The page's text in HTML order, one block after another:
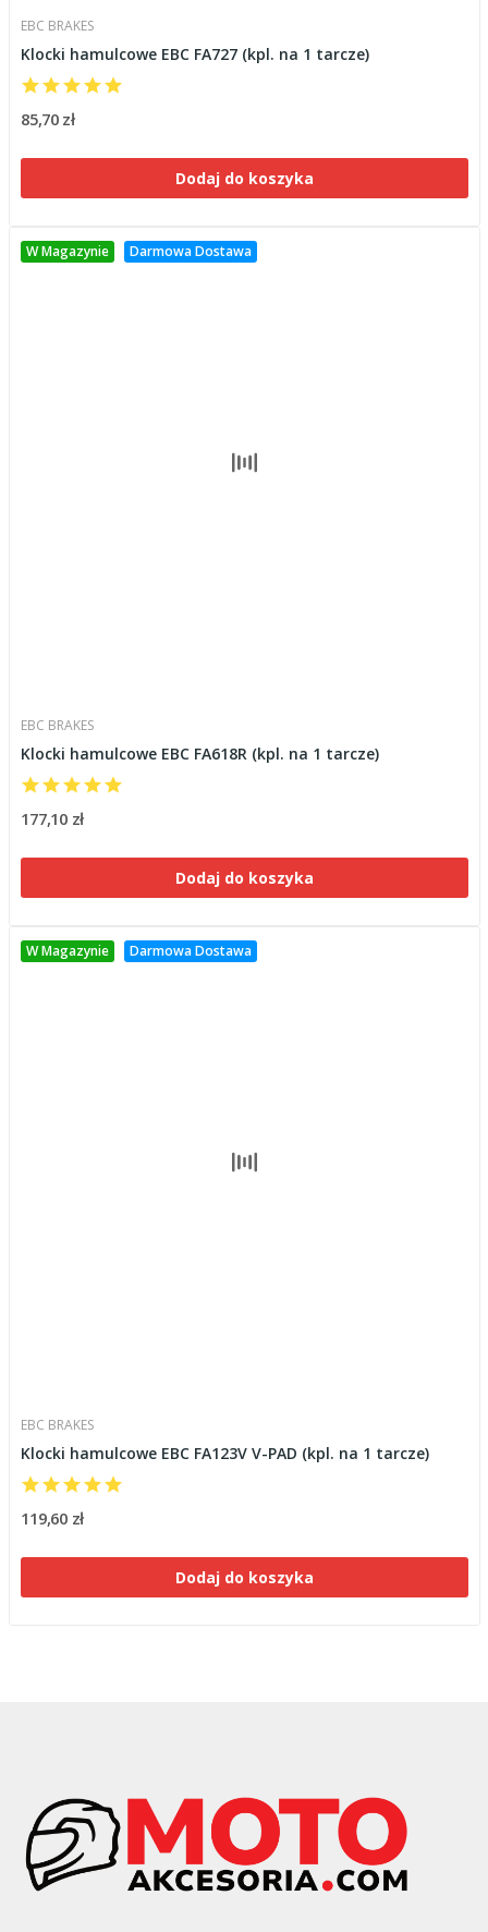
EBC BRAKES
Klocki hamulcowe EBC FA727 (kpl. na 1 tarcze)
85,70 zł
Dodaj do koszyka
W Magazynie Darmowa Dostawa
EBC BRAKES
Klocki hamulcowe EBC FA618R (kpl. na 1 tarcze)
177,10 zł
Dodaj do koszyka
W Magazynie Darmowa Dostawa
EBC BRAKES
Klocki hamulcowe EBC FA123V V-PAD (kpl. na 1 tarcze)
119,60 zł
Dodaj do koszyka